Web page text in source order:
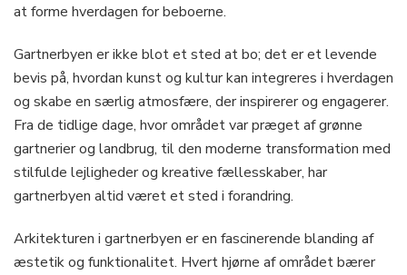
at forme hverdagen for beboerne.
Gartnerbyen er ikke blot et sted at bo; det er et levende
bevis på, hvordan kunst og kultur kan integreres i hverdagen
og skabe en særlig atmosfære, der inspirerer og engagerer.
Fra de tidlige dage, hvor området var præget af grønne
gartnerier og landbrug, til den moderne transformation med
stilfulde lejligheder og kreative fællesskaber, har
gartnerbyen altid været et sted i forandring.
Arkitekturen i gartnerbyen er en fascinerende blanding af
æstetik og funktionalitet. Hvert hjørne af området bærer